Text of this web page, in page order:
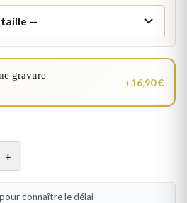
gravure +16,90 €
+
connaître le délai